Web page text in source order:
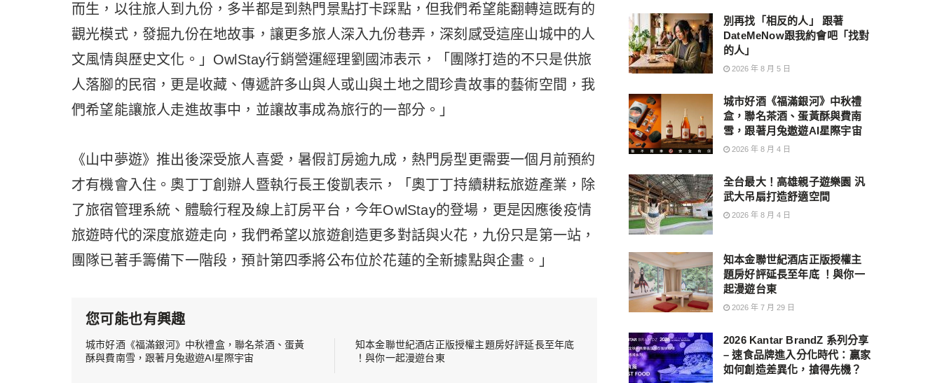
而生，以往旅人到九份，多半都是到熱門景點打卡踩點，但我們希望能翻轉這既有的
觀光模式，發掘九份在地故事，讓更多旅人深入九份巷弄，深刻感受這座山城中的人
文風情與歷史文化。」OwlStay行銷營運經理劉國沛表示，「團隊打造的不只是供旅
人落腳的民宿，更是收藏、傳遞許多山與人或山與土地之間珍貴故事的藝術空間，我
們希望能讓旅人走進故事中，並讓故事成為旅⾏的⼀部分。」
《山中夢遊》推出後深受旅人喜愛，暑假訂房逾九成，熱門房型更需要一個月前預約
才有機會入住。奧丁丁創辦人暨執行長王俊凱表示，「奧丁丁持續耕耘旅遊產業，除
了旅宿管理系統、體驗行程及線上訂房平台，今年OwlStay的登場，更是因應後疫情
旅遊時代的深度旅遊走向，我們希望以旅遊創造更多對話與火花，九份只是第一站，
團隊已著手籌備下一階段，預計第四季將公布位於花蓮的全新據點與企畫。」
您可能也有興趣
城市好酒《福滿銀河》中秋禮盒，聯名茶酒、蛋黃
酥與費南雪，跟著月兔遨遊AI星際宇宙
知本金聯世紀酒店正版授權主題房好評延長至年底
！與你一起漫遊台東
別再找「相反的人」 跟著
DateMeNow跟我約會吧「找對
的人」
2026 年 8 月 5 日
城市好酒《福滿銀河》中秋禮
盒，聯名茶酒、蛋黃酥與費南
雪，跟著月兔遨遊AI星際宇宙
2026 年 8 月 4 日
全台最大！高雄親子遊樂園 汎
武大吊扇打造舒適空間
2026 年 8 月 4 日
知本金聯世紀酒店正版授權主
題房好評延長至年底 ！與你一
起漫遊台東
2026 年 7 月 29 日
2026 Kantar BrandZ 系列分享
– 速食品牌進入分化時代：贏家
如何創造差異化，搶得先機？